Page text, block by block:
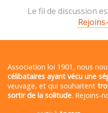
Le fil de discussion
Association loi 1901, nous
célibataires ayant vécu une
veuvage, et qui souhaitent
sortir de la solitude. Rejoins-